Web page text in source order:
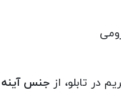
در تابلو، از جنس آینه